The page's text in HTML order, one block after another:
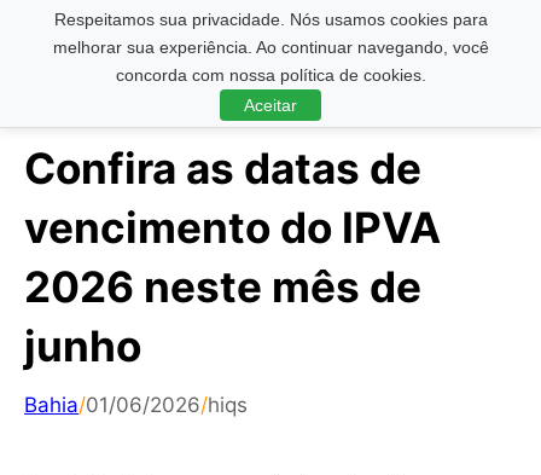
Respeitamos sua privacidade. Nós usamos cookies para
melhorar sua experiência. Ao continuar navegando, você
concorda com nossa política de cookies.
Aceitar
Pesquisar ...
Confira as datas de
vencimento do IPVA
2026 neste mês de
junho
Bahia/01/06/2026/hiqs